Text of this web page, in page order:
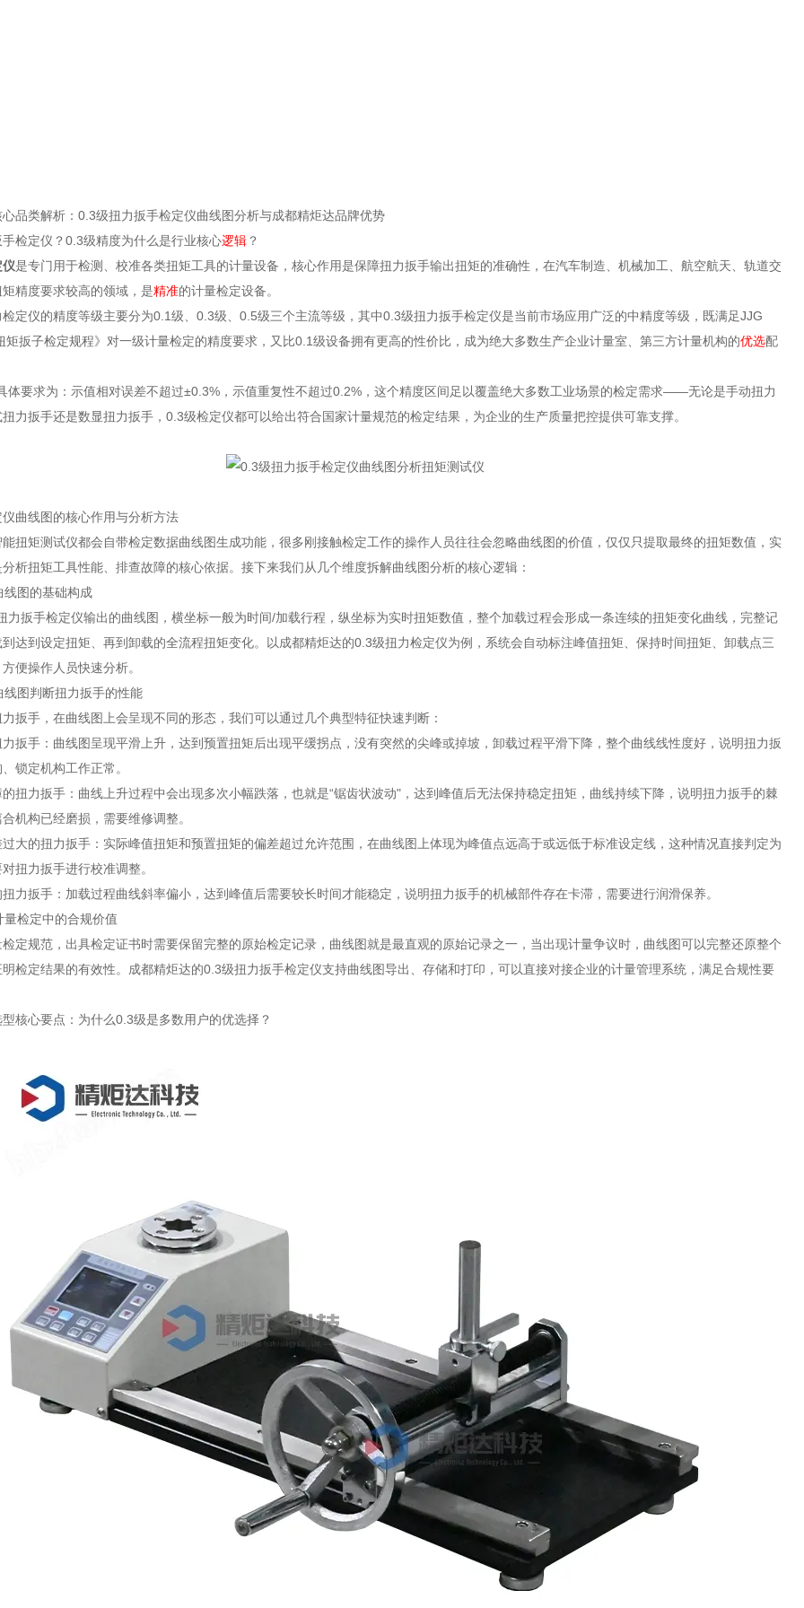
品类解析：0.3级扭力扳手检定仪曲线图分析与成都精炬达品牌优势
检定仪？0.3级精度为什么是行业核心逻辑？
是专门用于检测、校准各类扭矩工具的计量设备，核心作用是保障扭力扳手输出扭矩的准确性，在汽车制造、机械加工、航空航天、轨道交
精度要求较高的领域，是精准的计量检定设备。
定仪的精度等级主要分为0.1级、0.3级、0.5级三个主流等级，其中0.3级扭力扳手检定仪是当前市场应用广泛的中精度等级，既满足JJG
矩扳子检定规程》对一级计量检定的精度要求，又比0.1级设备拥有更高的性价比，成为绝大多数生产企业计量室、第三方计量机构的优选配
体要求为：示值相对误差不超过±0.3%，示值重复性不超过0.2%，这个精度区间足以覆盖绝大多数工业场景的检定需求——无论是手动扭力
力扳手还是数显扭力扳手，0.3级检定仪都可以给出符合国家计量规范的检定结果，为企业的生产质量把控提供可靠支撑。
曲线图的核心作用与分析方法
扭矩测试仪都会自带检定数据曲线图生成功能，很多刚接触检定工作的操作人员往往会忽略曲线图的价值，仅仅只提取最终的扭矩数值，实
析扭矩工具性能、排查故障的核心依据。接下来我们从几个维度拆解曲线图分析的核心逻辑：
图的基础构成
力扳手检定仪输出的曲线图，横坐标一般为时间/加载行程，纵坐标为实时扭矩数值，整个加载过程会形成一条连续的扭矩变化曲线，完整记
达到设定扭矩、再到卸载的全流程扭矩变化。以成都精炬达的0.3级扭力检定仪为例，系统会自动标注峰值扭矩、保持时间扭矩、卸载点三
便操作人员快速分析。
图判断扭力扳手的性能
扳手，在曲线图上会呈现不同的形态，我们可以通过几个典型特征快速判断：
扳手：曲线图呈现平滑上升，达到预置扭矩后出现平缓拐点，没有突然的尖峰或掉坡，卸载过程平滑下降，整个曲线线性度好，说明扭力扳
锁定机构工作正常。
扭力扳手：曲线上升过程中会出现多次小幅跌落，也就是“锯齿状波动"，达到峰值后无法保持稳定扭矩，曲线持续下降，说明扭力扳手的棘
机构已经磨损，需要维修调整。
大的扭力扳手：实际峰值扭矩和预置扭矩的偏差超过允许范围，在曲线图上体现为峰值点远高于或远低于标准设定线，这种情况直接判定为
扭力扳手进行校准调整。
力扳手：加载过程曲线斜率偏小，达到峰值后需要较长时间才能稳定，说明扭力扳手的机械部件存在卡滞，需要进行润滑保养。
检定中的合规价值
定规范，出具检定证书时需要保留完整的原始检定记录，曲线图就是最直观的原始记录之一，当出现计量争议时，曲线图可以完整还原整个
检定结果的有效性。成都精炬达的0.3级扭力扳手检定仪支持曲线图导出、存储和打印，可以直接对接企业的计量管理系统，满足合规性要
核心要点：为什么0.3级是多数用户的优选择？